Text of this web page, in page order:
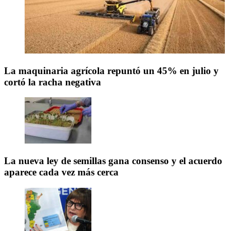
La maquinaria agrícola repuntó un 45% en julio y
cortó la racha negativa
La nueva ley de semillas gana consenso y el acuerdo
aparece cada vez más cerca